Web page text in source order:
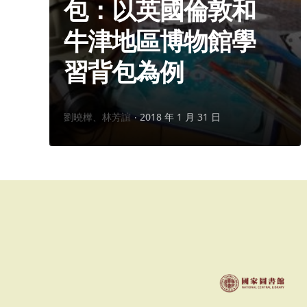
包：以英國倫敦和
牛津地區博物館學
習背包為例
作
劉曉樺、林芳誼 2018 年 1 月 31 日